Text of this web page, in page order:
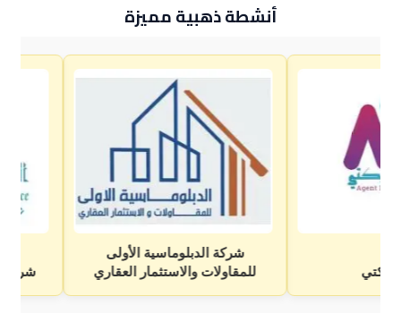
أنشطة ذهبية مميزة